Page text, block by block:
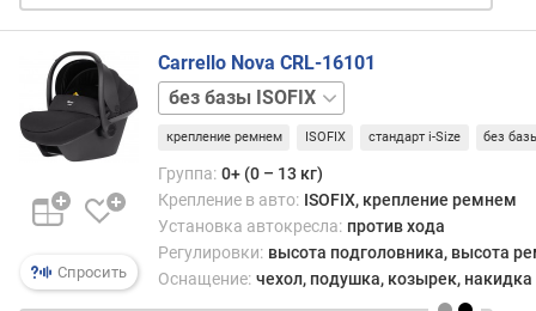
Спросить
Carrello Nova CRL-16101
база
ISOFIX
крепление ремнем ISOFIX стандарт i-Size без
Группа: 0+ (0 – 13 кг)
Крепление в авто: ISOFIX, крепление ремнем
Установка автокресла: против хода
Регулировки: высота подголовника, высота
Оснащение: чехол, подушка, козырек, накидка